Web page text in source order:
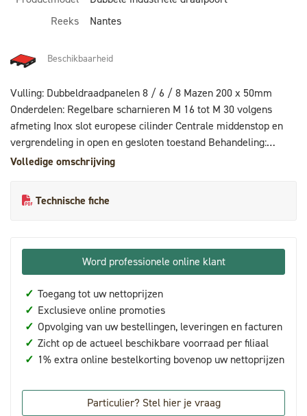
Reeks
Nantes
Beschikbaarheid
Vulling: Dubbeldraadpanelen 8 / 6 / 8 Mazen 200 x 50mm
Onderdelen: Regelbare scharnieren M 16 tot M 30 volgens
afmeting Inox slot europese cilinder Centrale middenstop en
vergrendeling in open en gesloten toestand Behandeling:
galvanisatie + poedercoating polyester 80 µ
Volledige omschrijving
Technische fiche
Word professionele online klant
✓ Toegang tot uw nettoprijzen
✓ Exclusieve online promoties
✓ Opvolging van uw bestellingen, leveringen en facturen
✓ Zicht op de actueel beschikbare voorraad per filiaal
✓ 1% extra online bestelkorting bovenop uw nettoprijzen
Particulier? Stel hier je vraag